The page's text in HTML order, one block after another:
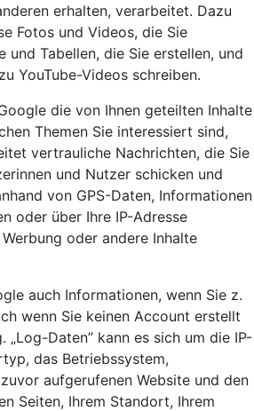
erhalten, verarbeitet. Dazu
Fotos und Videos, die Sie
und Tabellen, die Sie erstellen, und
YouTube-Videos schreiben.
die von Ihnen geteilten Inhalte
Themen Sie interessiert sind,
vertrauliche Nachrichten, die Sie
und Nutzer schicken und
von GPS-Daten, Informationen
oder über Ihre IP-Adresse
oder andere Inhalte
auch Informationen, wenn Sie z.
wenn Sie keinen Account erstellt
„Log-Daten” kann es sich um die IP-
das Betriebssystem,
aufgerufenen Website und den
Seiten, Ihrem Standort, Ihrem